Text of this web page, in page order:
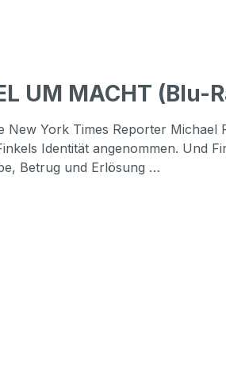
UM MACHT (Blu-
York Times Reporter Michael
Identität angenommen. Und
Betrug und Erlösung …